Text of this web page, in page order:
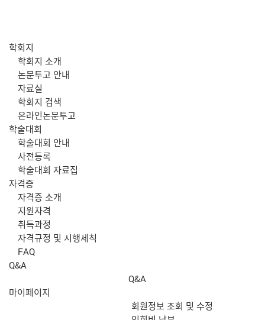
학회지
학회지 소개
논문투고 안내
자료실
학회지 검색
온라인논문투고
학술대회
학술대회 안내
사전등록
학술대회 자료집
자격증
자격증 소개
지원자격
취득과정
자격규정 및 시행세칙
FAQ
Q&A
Q&A
마이페이지
회원정보 조회 및 수정